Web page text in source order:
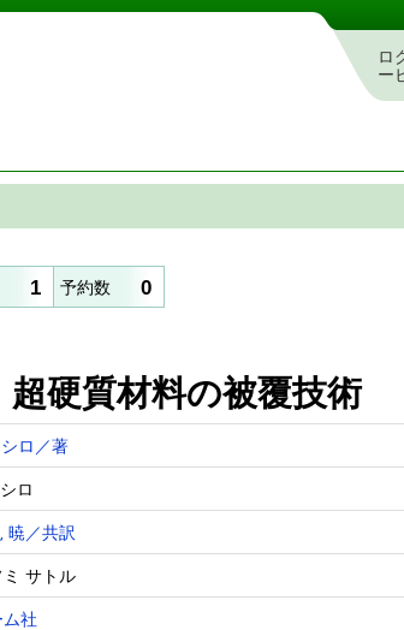
索・予約システム
ロ
ー
1 予約数 0
超硬質材料の被覆技術
ロ／著
ロ
暁／共訳
ミ サトル
ム社